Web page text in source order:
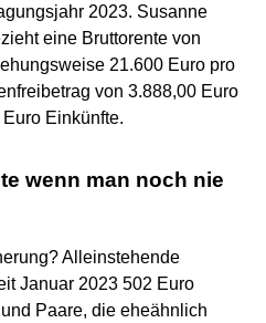
2023. Susanne
eine Bruttorente von
21.600 Euro pro
von 3.888,00 Euro
Einkünfte.
wenn man noch nie
Alleinstehende
Januar 2023 502 Euro
Paare, die eheähnlich